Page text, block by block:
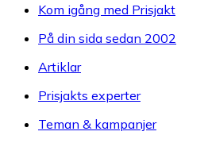
Kom igång med Prisjakt
På din sida sedan 2002
Artiklar
Prisjakts experter
Teman & kampanjer